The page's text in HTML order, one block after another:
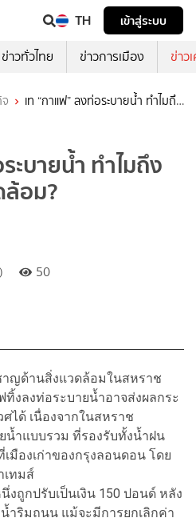
TH
เข้าสู่ระบบ
ข่าวทั่วไทย ข่าวการเมือง ข่าว
เท “กาแฟ” ลงท่อระบายน้ำ ทำไมถึง
ะบายน้ำ ทำไมถึง
อม?
50
าญด้านสิ่งแวดล้อมในสหราช
งลงท่อระบายน้ำอาจส่งผลกระ
ได้ เนื่องจากในสหราช
น้ำแบบรวม ที่รองรับทั้งน้ำฝน
มืองเก่าของกรุงลอนดอน โดย
เทมส์
ถูกปรับเป็นเงิน 150 ปอนด์ หลัง
ำริมถนน แม้จะมีการยกเลิกค่า